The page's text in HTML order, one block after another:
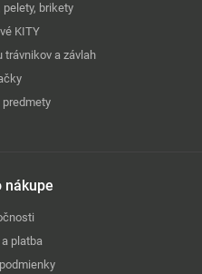
pelety, brikety
KITY
trávnikov a závlah
predmety
nákupe
platba